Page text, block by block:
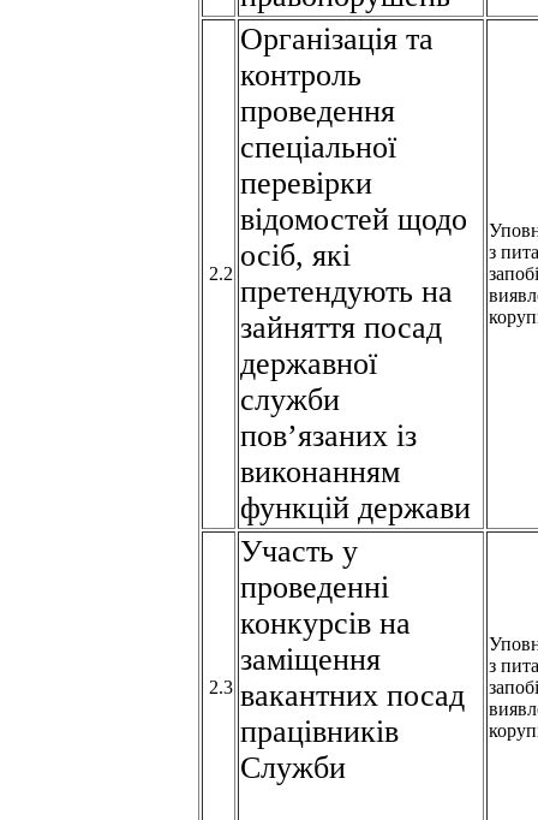
2.2
Організація та
контроль
проведення
спеціальної
перевірки
відомостей щодо
осіб, які
претендують на
зайняття посад
державної
служби
пов’язаних із
виконанням
функцій держави
з
2.3
Участь у
проведенні
конкурсів на
заміщення
вакантних посад
працівників
Служби
з